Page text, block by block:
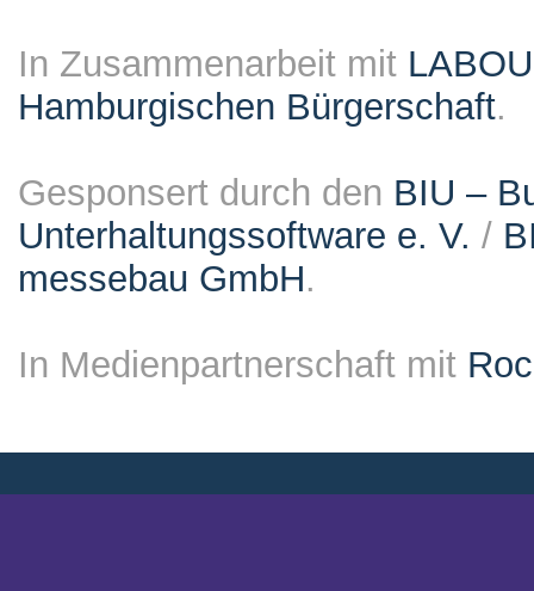
In Zusammenarbeit mit
Hamburgischen Bürgerschaft.
Gesponsert durch den BIU –
Unterhaltungssoftware e. V. /
messebau GmbH.
In Medienpartnerschaft mit